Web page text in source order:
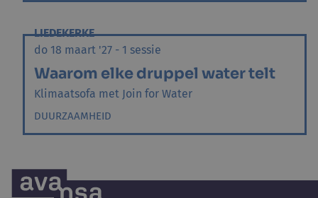
LIEDEKERKE
do 18 maart '27 - 1 sessie
Waarom elke druppel water telt
Klimaatsofa met Join for Water
DUURZAAMHEID